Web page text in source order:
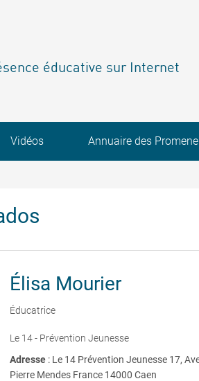
éducative sur Internet
Vidéos Annuaire des
Élisa Mourier
Éducatrice
Le 14 - Prévention Jeunesse
Adresse : Le 14 Prévention Jeunesse 17,
Pierre Mendes France 14000 Caen